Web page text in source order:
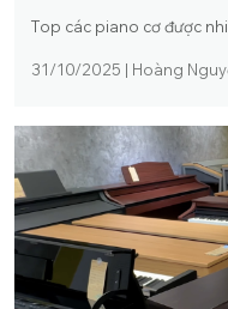
Top các piano cơ được
31/10/2025 | Hoàng